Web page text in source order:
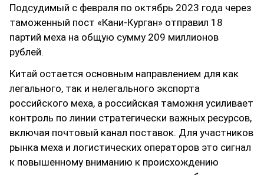
Подсудимый с февраля по октябрь 2023 года через
таможенный пост «Кани-Курган» отправил 18
партий меха на общую сумму 209 миллионов
рублей.
Китай остается основным направлением для как
легального, так и нелегального экспорта
российского меха, а российская таможня усиливает
контроль по линии стратегически важных ресурсов,
включая почтовый канал поставок. Для участников
рынка меха и логистических операторов это сигнал
к повышенному вниманию к происхождению